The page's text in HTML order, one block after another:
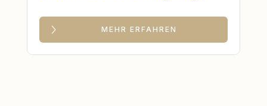
MEHR ERFAHREN